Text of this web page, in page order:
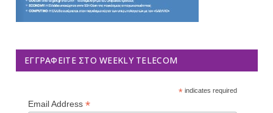
ΕΓΓΡΑΦΕΊΤΕ ΣΤΟ WEEKLY TELECOM
*indicates required
Email Address *